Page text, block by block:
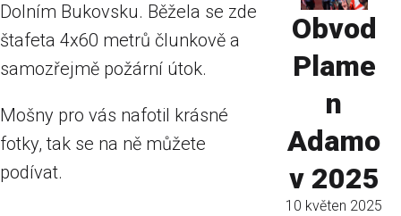
Dolním Bukovsku. Běžela se zde
štafeta 4x60 metrů člunkově a
samozřejmě požární útok.
Mošny pro vás nafotil krásné
fotky, tak se na ně můžete
podívat.
Obvod
Plame
n
Adamo
v 2025
10 květen 2025